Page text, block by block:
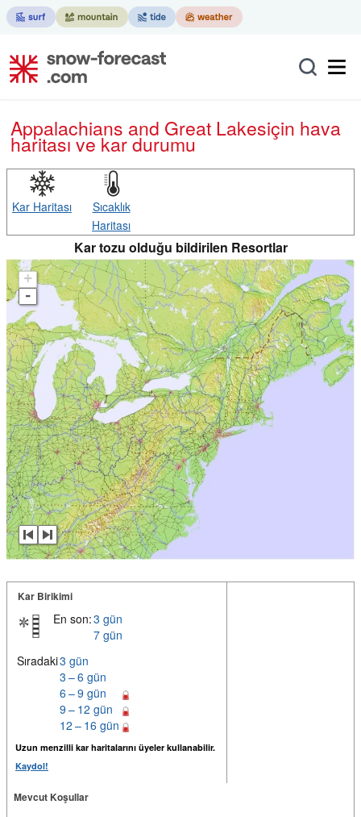
Appalachians and Great Lakesiçin hava
haritası ve kar durumu
Kar Haritası
Sıcaklık
Haritası
Kar tozu olduğu bildirilen Resortlar
+
-
Kar Birikimi
En son:3 gün
7 gün
Sıradaki3 gün
3 – 6 gün
6 – 9 gün
9 – 12 gün
12 – 16 gün
Uzun menzilli kar haritalarını üyeler kullanabilir.
Kaydol!
Mevcut Koşullar